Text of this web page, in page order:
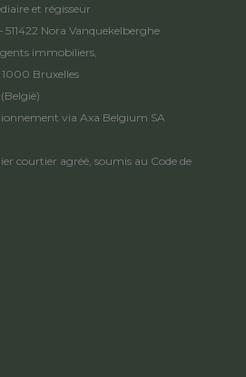
et régisseur
511422 Nora Vanquekelberghe
immobiliers,
Bruxelles
(België)
via Axa Belgium SA
courtier agréé, soumis au Code de